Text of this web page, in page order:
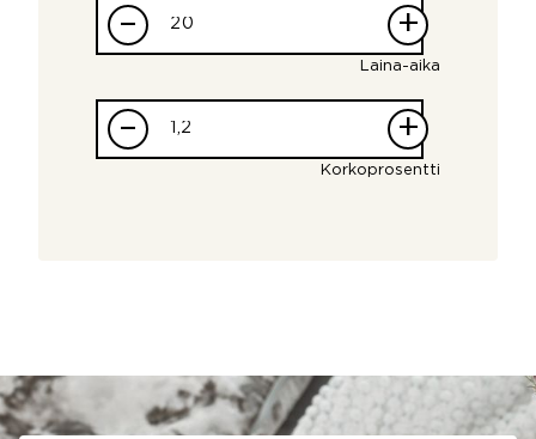
– +
Laina-aika
– +
Korkoprosentti